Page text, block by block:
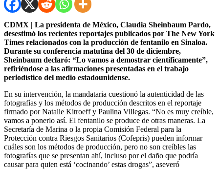
CDMX | La presidenta de México, Claudia Sheinbaum Pardo,
desestimó los recientes reportajes publicados por The New York
Times relacionados con la producción de fentanilo en Sinaloa.
Durante su conferencia matutina del 30 de diciembre,
Sheinbaum declaró: “Lo vamos a demostrar científicamente”,
refiriéndose a las afirmaciones presentadas en el trabajo
periodístico del medio estadounidense.
En su intervención, la mandataria cuestionó la autenticidad de las
fotografías y los métodos de producción descritos en el reportaje
firmado por Natalie Kitroeff y Paulina Villegas. “No es muy creíble,
vamos a ponerlo así. El fentanilo se produce de otras maneras. La
Secretaría de Marina o la propia Comisión Federal para la
Protección contra Riesgos Sanitarios (Cofepris) pueden informar
cuáles son los métodos de producción, pero no son creíbles las
fotografías que se presentan ahí, incluso por el daño que podría
causar para quien está ‘cocinando’ estas drogas”, aseveró